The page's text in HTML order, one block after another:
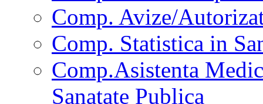
Comp. Avize/
Comp. Statistica in
Comp.Asistenta
Sanatate Publica